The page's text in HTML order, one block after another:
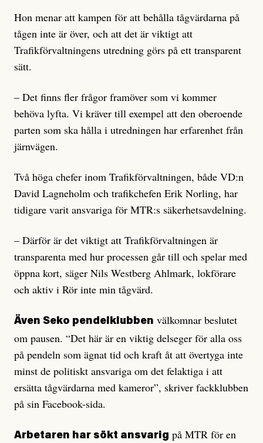
Hon menar att kampen för att behålla tågvärdarna på
tågen inte är över, och att det är viktigt att
Trafikförvaltningens utredning görs på ett transparent
sätt.
– Det finns fler frågor framöver som vi kommer
behöva lyfta. Vi kräver till exempel att den oberoende
parten som ska hålla i utredningen har erfarenhet från
järnvägen.
Två höga chefer inom Trafikförvaltningen, både VD:n
David Lagneholm och trafikchefen Erik Norling, har
tidigare varit ansvariga för MTR:s säkerhetsavdelning.
– Därför är det viktigt att Trafikförvaltningen är
transparenta med hur processen går till och spelar med
öppna kort, säger Nils Westberg Ahlmark, lokförare
och aktiv i Rör inte min tågvärd.
Även Seko pendelklubben välkomnar beslutet
om pausen. “Det här är en viktig delseger för alla oss
på pendeln som ägnat tid och kraft åt att övertyga inte
minst de politiskt ansvariga om det felaktiga i att
ersätta tågvärdarna med kameror”, skriver fackklubben
på sin Facebook-sida.
Arbetaren har sökt ansvarig på MTR för en